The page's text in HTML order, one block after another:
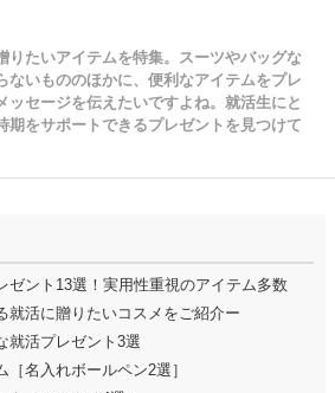
りたいアイテムを特集。スーツやバッグな
ないもののほかに、便利なアイテムをプレ
ッセージを伝えたいですよね。就活生にと
期をサポートできるプレゼントを見つけて
ゼント13選！実用性重視のアイテム多数
就活に贈りたいコスメをご紹介ー
就活プレゼント3選
名入れボールペン2選］